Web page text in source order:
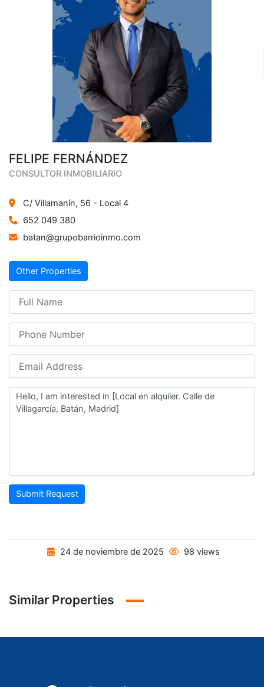
FELIPE FERNÁNDEZ
CONSULTOR INMOBILIARIO
C/ Villamanín, 56 - Local 4
652 049 380
batan@grupobarrioinmo.com
Other Properties
Submit Request
24 de noviembre de 2025 98 views
Similar Properties